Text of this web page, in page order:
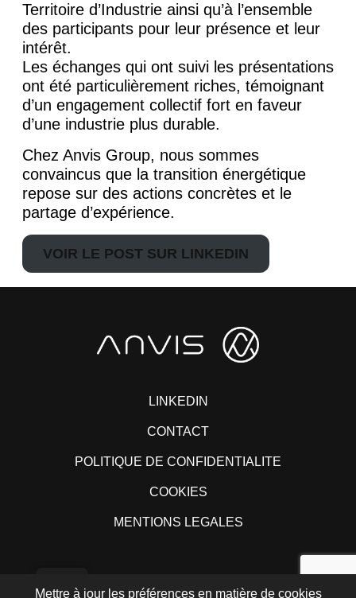
Territoire d’Industrie ainsi qu’à l’ensemble
des participants pour leur présence et leur
intérêt.
Les échanges qui ont suivi les présentations
ont été particulièrement riches, témoignant
d’un engagement collectif fort en faveur
d’une industrie plus durable.
Chez Anvis Group, nous sommes
convaincus que la transition énergétique
repose sur des actions concrètes et le
partage d’expérience.
VOIR LE POST SUR LINKEDIN
LINKEDIN
CONTACT
POLITIQUE DE CONFIDENTIALITE
COOKIES
MENTIONS LEGALES
Mettre à jour les préférences en matière de cookies